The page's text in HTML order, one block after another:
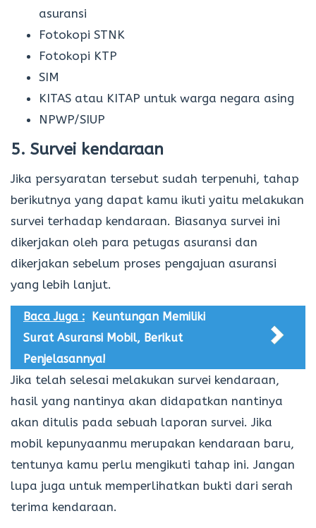
asuransi
Fotokopi STNK
Fotokopi KTP
SIM
KITAS atau KITAP untuk warga negara asing
NPWP/SIUP
5. Survei kendaraan
Jika persyaratan tersebut sudah terpenuhi, tahap
berikutnya yang dapat kamu ikuti yaitu melakukan
survei terhadap kendaraan. Biasanya survei ini
dikerjakan oleh para petugas asuransi dan
dikerjakan sebelum proses pengajuan asuransi
yang lebih lanjut.
Baca Juga :
Keuntungan Memiliki
Surat Asuransi Mobil, Berikut
Penjelasannya!
Jika telah selesai melakukan survei kendaraan,
hasil yang nantinya akan didapatkan nantinya
akan ditulis pada sebuah laporan survei. Jika
mobil kepunyaanmu merupakan kendaraan baru,
tentunya kamu perlu mengikuti tahap ini. Jangan
lupa juga untuk memperlihatkan bukti dari serah
terima kendaraan.